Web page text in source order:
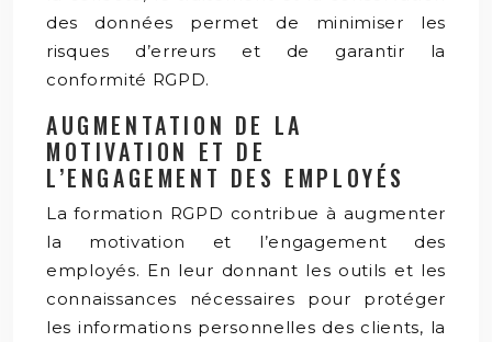
des données permet de minimiser les
risques d’erreurs et de garantir la
conformité RGPD.
AUGMENTATION DE LA
MOTIVATION ET DE
L’ENGAGEMENT DES EMPLOYÉS
La formation RGPD contribue à augmenter
la motivation et l’engagement des
employés. En leur donnant les outils et les
connaissances nécessaires pour protéger
les informations personnelles des clients, la